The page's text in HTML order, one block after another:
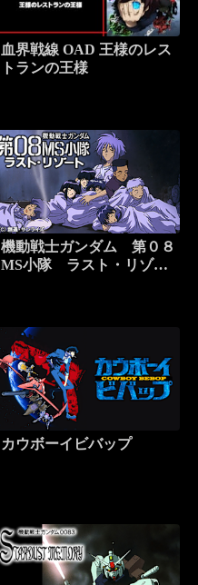
血界戦線 OAD 王様のレス
トランの王様
機動戦士ガンダム 第０８
MS小隊 ラスト・リゾー
カウボーイビバップ